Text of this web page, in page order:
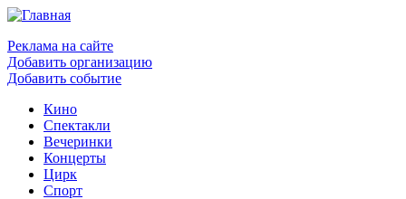
Реклама на сайте
Добавить организацию
Добавить событие
Кино
Спектакли
Вечеринки
Концерты
Цирк
Спорт